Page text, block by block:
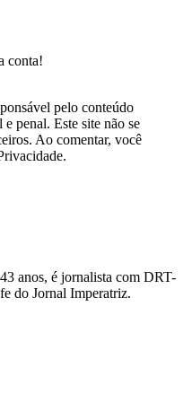
conta!
pelo conteúdo
penal. Este site não se
Ao comentar, você
anos, é jornalista com DRT-
do Jornal Imperatriz.